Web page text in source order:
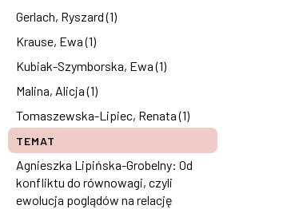
Gerlach, Ryszard (1)
Krause, Ewa (1)
Kubiak-Szymborska, Ewa (1)
Malina, Alicja (1)
Tomaszewska-Lipiec, Renata (1)
TEMAT
Agnieszka Lipińska-Grobelny: Od
konfliktu do równowagi, czyli
ewolucja poglądów na relację